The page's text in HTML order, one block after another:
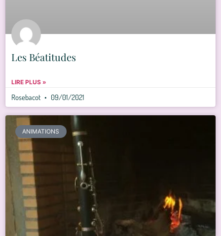
Les Béatitudes
LIRE PLUS »
Rosebacot 09/01/2021
ANIMATIONS